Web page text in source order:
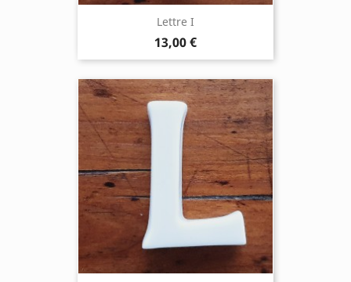
Lettre I
13,00 €